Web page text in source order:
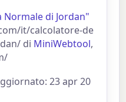
Normale di Jordan"
it/calcolatore-de
di MiniWebtool,
23 apr 20